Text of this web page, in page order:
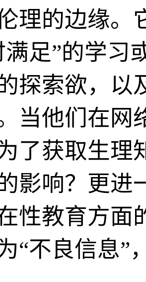
理的边缘。
满足”的学习
探索欲，以
当他们在网
了获取生理
影响？更进
性教育方面
“不良信息”